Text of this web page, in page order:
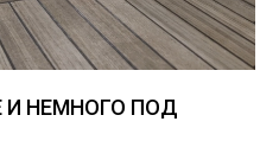
НЕМНОГО ПОД